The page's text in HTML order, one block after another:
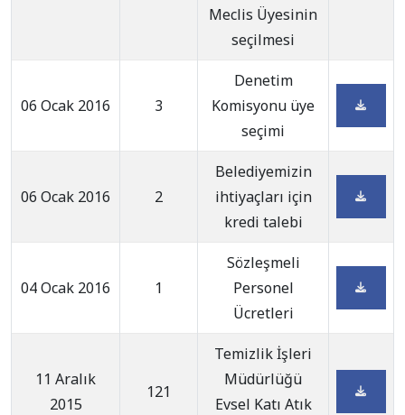
Meclis Üyesinin
seçilmesi
06 Ocak 2016 3
Denetim
Komisyonu üye
seçimi
06 Ocak 2016 2
Belediyemizin
ihtiyaçları için
kredi talebi
04 Ocak 2016 1
Sözleşmeli
Personel
Ücretleri
11 Aralık
2015
121
Temizlik İşleri
Müdürlüğü
Evsel Katı Atık